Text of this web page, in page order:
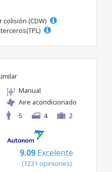
(CDW)
Manual
Aire acondicionado
5
4 2
9.09 Excelente
(1231 opiniones)